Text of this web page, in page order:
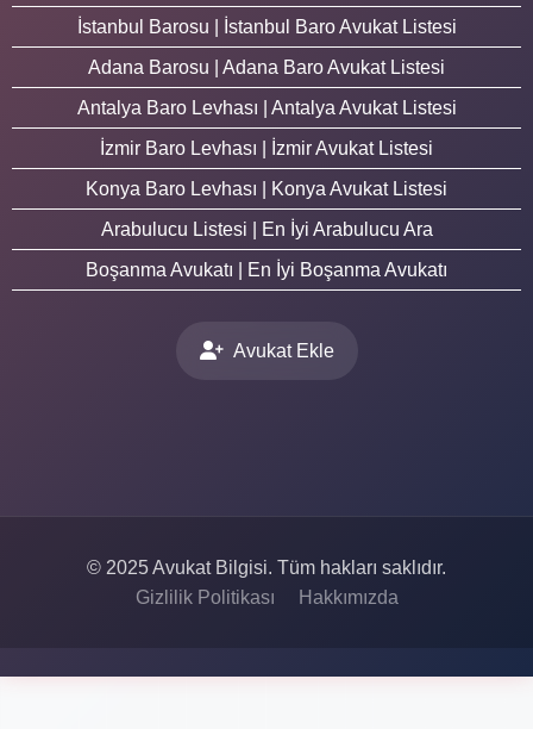
İstanbul Barosu | İstanbul Baro Avukat Listesi
Adana Barosu | Adana Baro Avukat Listesi
Antalya Baro Levhası | Antalya Avukat Listesi
İzmir Baro Levhası | İzmir Avukat Listesi
Konya Baro Levhası | Konya Avukat Listesi
Arabulucu Listesi | En İyi Arabulucu Ara
Boşanma Avukatı | En İyi Boşanma Avukatı
Avukat Ekle
© 2025 Avukat Bilgisi. Tüm hakları saklıdır.
Gizlilik Politikası
Hakkımızda